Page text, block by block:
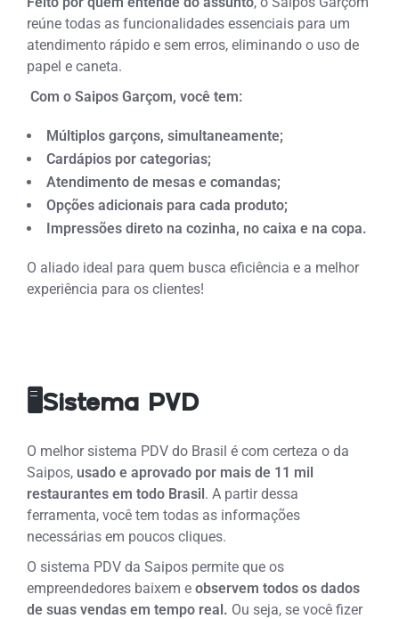
reúne todas as funcionalidades essenciais para um
atendimento rápido e sem erros, eliminando o uso de
papel e caneta.
Com o Saipos Garçom, você tem:
Múltiplos garçons, simultaneamente;
Cardápios por categorias;
Atendimento de mesas e comandas;
Opções adicionais para cada produto;
Impressões direto na cozinha, no caixa e na copa.
O aliado ideal para quem busca eficiência e a melhor
experiência para os clientes!
🖥️Sistema PVD
O melhor sistema PDV do Brasil é com certeza o da
Saipos, usado e aprovado por mais de 11 mil
restaurantes em todo Brasil. A partir dessa
ferramenta, você tem todas as informações
necessárias em poucos cliques.
O sistema PDV da Saipos permite que os
empreendedores baixem e observem todos os dados
de suas vendas em tempo real. Ou seja, se você fizer